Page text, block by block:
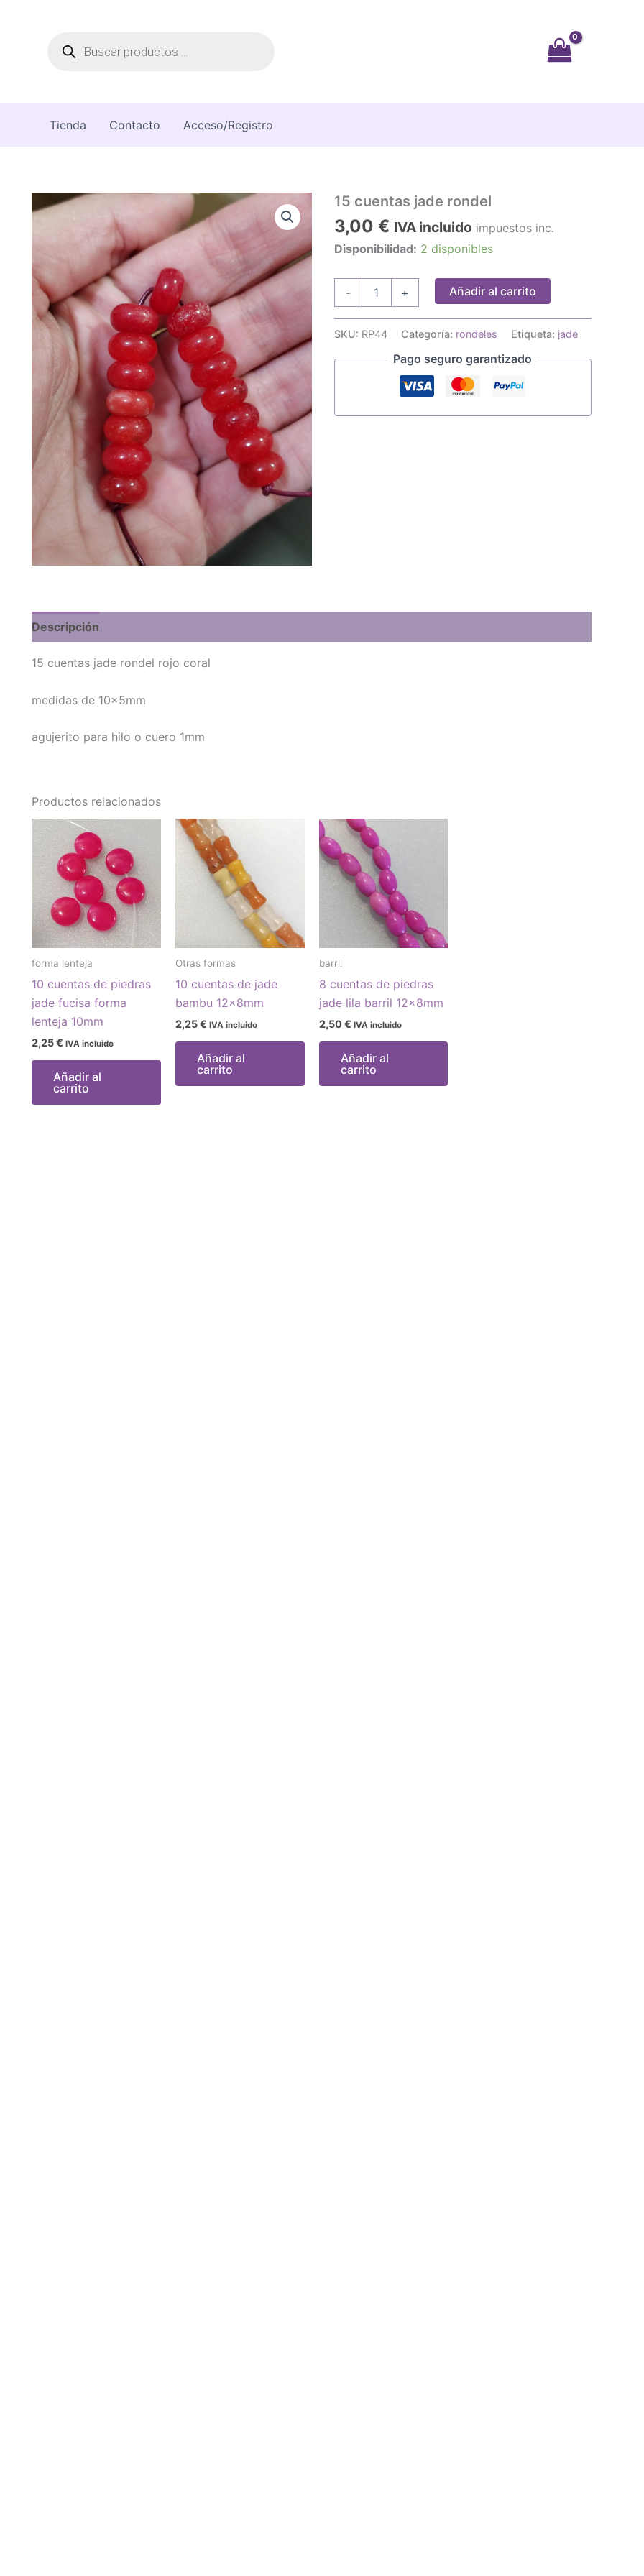
Tienda Contacto Acceso/Registro
15 cuentas jade rondel
3,00 € IVA incluido impuestos inc.
Disponibilidad: 2 disponibles
-
rondel
cantidad
+ Añadir al carrito
SKU: RP44 Categoría: rondeles Etiqueta: jade
Pago seguro garantizado
Descripción
15 cuentas jade rondel rojo coral
medidas de 10x5mm
agujerito para hilo o cuero 1mm
Productos relacionados
forma lenteja
10 cuentas de piedras
jade fucisa forma
lenteja 10mm
2,25€ IVA incluido
Añadir al
carrito
Otras formas
10 cuentas de jade
bambu 12x8mm
2,25€ IVA incluido
Añadir al
carrito
barril
8 cuentas de piedras
jade lila barril 12x8mm
2,50 € IVA incluido
Añadir al
carrito